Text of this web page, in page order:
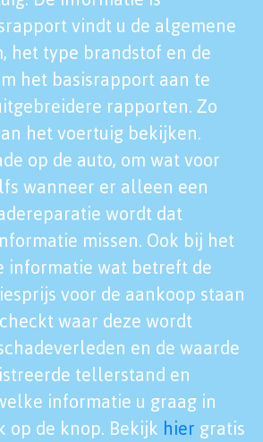
vindt u de algemene
het type brandstof en de
het basisrapport aan te
rapporten. Zo
het voertuig bekijken.
op de auto, om wat voor
wanneer er alleen een
wordt dat
missen. Ook bij het
informatie wat betreft de
voor de aankoop staan
waar deze wordt
en de waarde
tellerstand en
informatie u graag in
de knop. Bekijk hier gratis